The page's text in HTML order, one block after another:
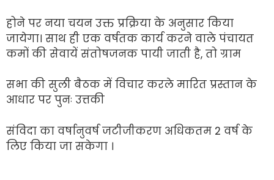
होने पर नया चयन उक्त प्रक्रिया के अनुसार किया
जायेगा। साथ ही एक वर्षतक कार्य करने वाले पंचायत
कमों की सेवायें संतोषजनक पायी जाती है, तो ग्राम
सभा की सुली बैठक में विचार करले मारित प्रस्तान के
आधार पर पुनः उत्तकी
संविदा का वर्षानुवर्ष जटीजीकरण अधिकतम 2 वर्ष के
लिए किया जा सकेगा ।